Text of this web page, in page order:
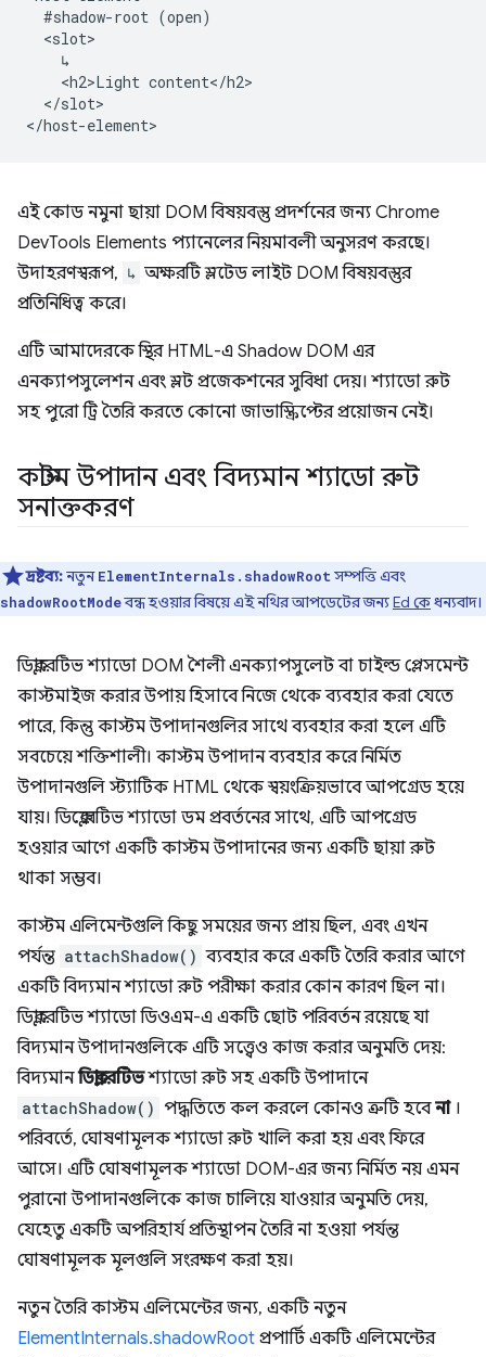
  #shadow-root (open)
  <slot>
    ↳
    <h2>Light content</h2>
  </slot>
এই কোড নমুনা ছায়া DOM বিষয়বস্তু প্রদর্শনের জন্য Chrome
DevTools Elements প্যানেলের নিয়মাবলী অনুসরণ করছে।
উদাহরণস্বরূপ, ↳ অক্ষরটি স্লটেড লাইট DOM বিষয়বস্তুর
প্রতিনিধিত্ব করে।
এটি আমাদেরকে স্থির HTML-এ Shadow DOM এর
এনক্যাপসুলেশন এবং স্লট প্রজেকশনের সুবিধা দেয়। শ্যাডো রুট
সহ পুরো ট্রি তৈরি করতে কোনো জাভাস্ক্রিপ্টের প্রয়োজন নেই।
কাস্টম উপাদান এবং বিদ্যমান শ্যাডো রুট
সনাক্তকরণ
দ্রষ্টব্য:নতুনElementInternals.shadowRoot সম্পত্তি এবং
shadowRootModeবন্ধ হওয়ার বিষয়ে এই নথির আপডেটের জন্যEd কেধন্যবাদ।
ডিক্লারেটিভ শ্যাডো DOM শৈলী এনক্যাপসুলেট বা চাইল্ড প্লেসমেন্ট
কাস্টমাইজ করার উপায় হিসাবে নিজে থেকে ব্যবহার করা যেতে
পারে, কিন্তু কাস্টম উপাদানগুলির সাথে ব্যবহার করা হলে এটি
সবচেয়ে শক্তিশালী। কাস্টম উপাদান ব্যবহার করে নির্মিত
উপাদানগুলি স্ট্যাটিক HTML থেকে স্বয়ংক্রিয়ভাবে আপগ্রেড হয়ে
যায়। ডিক্লেরেটিভ শ্যাডো ডম প্রবর্তনের সাথে, এটি আপগ্রেড
হওয়ার আগে একটি কাস্টম উপাদানের জন্য একটি ছায়া রুট
থাকা সম্ভব।
কাস্টম এলিমেন্টগুলি কিছু সময়ের জন্য প্রায় ছিল, এবং এখন
পর্যন্ত attachShadow() ব্যবহার করে একটি তৈরি করার আগে
একটি বিদ্যমান শ্যাডো রুট পরীক্ষা করার কোন কারণ ছিল না।
ডিক্লারেটিভ শ্যাডো ডিওএম-এ একটি ছোট পরিবর্তন রয়েছে যা
বিদ্যমান উপাদানগুলিকে এটি সত্ত্বেও কাজ করার অনুমতি দেয়:
বিদ্যমানডিক্লারেটিভশ্যাডো রুট সহ একটি উপাদানে
attachShadow() পদ্ধতিতে কল করলে কোনও ত্রুটি হবেনা।
পরিবর্তে, ঘোষণামূলক শ্যাডো রুট খালি করা হয় এবং ফিরে
আসে। এটি ঘোষণামূলক শ্যাডো DOM-এর জন্য নির্মিত নয় এমন
পুরানো উপাদানগুলিকে কাজ চালিয়ে যাওয়ার অনুমতি দেয়,
যেহেতু একটি অপরিহার্য প্রতিস্থাপন তৈরি না হওয়া পর্যন্ত
ঘোষণামূলক মূলগুলি সংরক্ষণ করা হয়।
নতুন তৈরি কাস্টম এলিমেন্টের জন্য, একটি নতুন
ElementInternals.shadowRoot প্রপার্টি একটি এলিমেন্টের